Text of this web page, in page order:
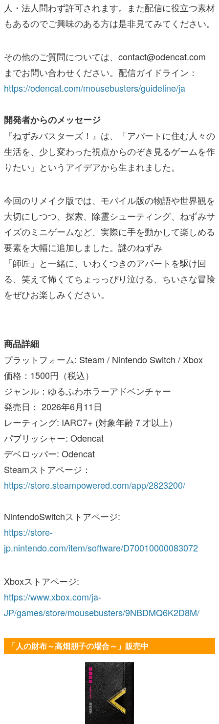
人・法人問わず許可されます。また配信に役立つ素材
もあるのでご興味のある方は是非見てみてください。
その他のご質問については、contact@odencat.com
までお問い合わせください。配信ガイドライン：
https://odencat.com/mousebusters/guideline/ja
開発者からのメッセージ
『ねずみバスターズ！』は、「アパートに住む人々の
生活を、少し変わった視点からのぞき見るゲームを作
りたい」というアイデアから生まれました。
今回のリメイク版では、モバイル版の物語や世界観を
大切にしつつ、探索、除霊シューティング、ねずみサ
イズのミニゲームなど、実際に手を動かして楽しめる
要素を大幅に追加しました。謎のねずみ
「師匠」と一緒に、いわくつきのアパートを駆け回
る、笑えて怖くてちょっっぴり泣ける、ちいさな冒険
をぜひお楽しみください。
商品詳細
プラットフォーム: Steam / Nintendo Switch / Xbox
価格：1500円（税込）
ジャンル：ゆるふわホラーアドベンチャー
発売日： 2026年6月11日
レーティング: IARC7+ (対象年齢７才以上）
パブリッシャー: Odencat
デベロッパー: Odencat
Steamストアページ：
https://store.steampowered.com/app/2823200/
NintendoSwitchストアページ:
https://store-
jp.nintendo.com/item/software/D70010000083072
Xboxストアページ:
https://www.xbox.com/ja-
JP/games/store/mousebusters/9NBDMQ6K2D8M/
「人の財布～高畑朋子の場合～」販売中